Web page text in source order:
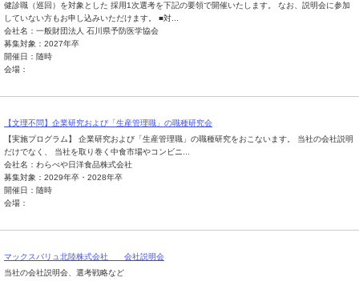
健診職（巡回）を対象とした 採用1次選考を下記の要領で開催いたします。 なお、説明会に参加
していない方もお申し込みいただけます。 ■対...
会社名：一般財団法人 石川県予防医学協会
募集対象：2027年卒
開催日：随時
会場：
【文理不問】企業研究および「生産管理職」の職種研究会
【実施プログラム】 企業研究および「生産管理職」の職種研究をおこないます。 当社の会社説明
だけでなく、 当社を取り巻く中食市場やコンビニ...
会社名：わらべや日洋食品株式会社
募集対象：2029年卒・2028年卒
開催日：随時
会場：
マックスバリュ北陸株式会社 会社説明会
当社の会社説明会、選考戦略など